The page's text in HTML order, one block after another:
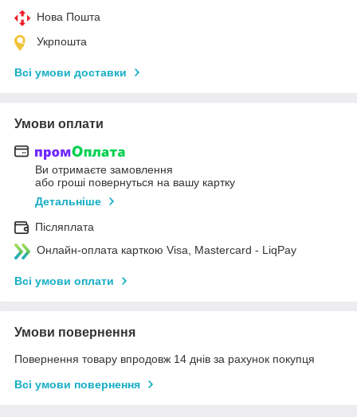
Нова Пошта
Укрпошта
Всі умови доставки
Умови оплати
Ви отримаєте замовлення
або гроші повернуться на вашу картку
Детальніше
Післяплата
Онлайн-оплата карткою Visa, Mastercard - LiqPay
Всі умови оплати
Умови повернення
Повернення товару впродовж 14 днів за рахунок покупця
Всі умови повернення